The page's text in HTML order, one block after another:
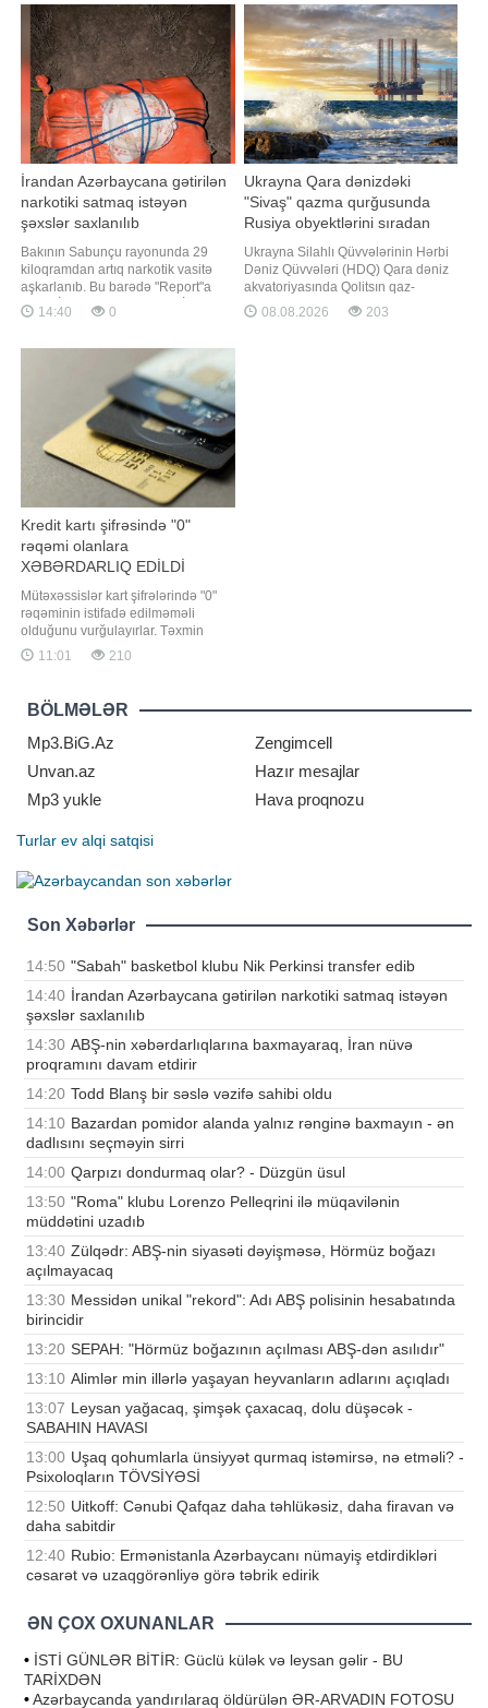
yoxlamalar zamanı bəzi xəstələrin
orqan donorluğu siyahısına əsassız
daxil edildiyi, tibb
yuxarı əhalinin 48.2 faizi
artıqçəkilidir (BKİ 26-30), 10 faizi isə
piylənmədə
İrandan Azərbaycana gətirilən
narkotiki satmaq istəyən
şəxslər saxlanılıb
Bakının Sabunçu rayonunda 29
kiloqramdan artıq narkotik vasitə
aşkarlanıb. Bu barədə "Report"a
Daxili İşlər Nazirliyindən (DİN)
məlumat verilib. Bildirilib ki,
bilinən, əvvəllər məhkum olunmuş
Sənan Mirzəyev və tanışı olan
qadın saxlanılıb. Onlardan
14:40 0
Ukrayna Qara dənizdəki
"Sivaş" qazma qurğusunda
Rusiya obyektlərini sıradan
çıxarıb
Ukrayna Silahlı Qüvvələrinin Hərbi
Dəniz Qüvvələri (HDQ) Qara dəniz
akvatoriyasında Qolitsın qaz-
kondensat yatağında yerləşən
"Sivaş" qazma qurğusunda
08.08.2026 203
Kredit kartı şifrəsində "0"
rəqəmi olanlara
XƏBƏRDARLIQ EDİLDİ
Mütəxəssislər kart şifrələrində "0"
rəqəminin istifadə edilməməli
olduğunu vurğulayırlar. Təxmin
edilməsi asan ardıcıllıqlarda və
doğum tarixlərində tez-tez istifadə
ilk hədəfi olur. xəbər verir ki, kiber
təhlükəsizlik və bankçılıq
mütəxəssisləri kredit v
11:01 210
BÖLMƏLƏR
Mp3.BiG.Az
Zengimcell
Unvan.az
Hazır mesajlar
Mp3 yukle
Hava proqnozu
Turlar ev alqi satqisi
Son Xəbərlər
14:50 "Sabah" basketbol klubu Nik Perkinsi transfer edib
14:40 İrandan Azərbaycana gətirilən narkotiki satmaq istəyən
şəxslər saxlanılıb
14:30 ABŞ-nin xəbərdarlıqlarına baxmayaraq, İran nüvə
proqramını davam etdirir
14:20 Todd Blanş bir səslə vəzifə sahibi oldu
14:10 Bazardan pomidor alanda yalnız rənginə baxmayın - ən
dadlısını seçməyin sirri
14:00 Qarpızı dondurmaq olar? - Düzgün üsul
13:50 "Roma" klubu Lorenzo Pelleqrini ilə müqavilənin
müddətini uzadıb
13:40 Zülqədr: ABŞ-nin siyasəti dəyişməsə, Hörmüz boğazı
açılmayacaq
13:30 Messidən unikal "rekord": Adı ABŞ polisinin hesabatında
birincidir
13:20 SEPAH: "Hörmüz boğazının açılması ABŞ-dən asılıdır"
13:10 Alimlər min illərlə yaşayan heyvanların adlarını açıqladı
13:07 Leysan yağacaq, şimşək çaxacaq, dolu düşəcək -
SABAHIN HAVASI
13:00 Uşaq qohumlarla ünsiyyət qurmaq istəmirsə, nə etməli? -
Psixoloqların TÖVSİYƏSİ
12:50 Uitkoff: Cənubi Qafqaz daha təhlükəsiz, daha firavan və
daha sabitdir
12:40 Rubio: Ermənistanla Azərbaycanı nümayiş etdirdikləri
cəsarət və uzaqgörənliyə görə təbrik edirik
ƏN ÇOX OXUNANLAR
• İSTİ GÜNLƏR BİTİR: Güclü külək və leysan gəlir - BU
TARİXDƏN
•Azərbaycanda yandırılaraq öldürülən ƏR-ARVADIN FOTOSU